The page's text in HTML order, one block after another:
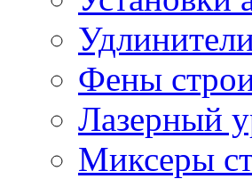
Фены
Лазерный
Миксеры